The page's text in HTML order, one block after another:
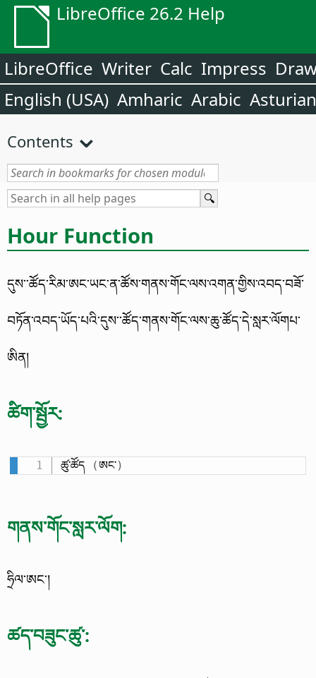
LibreOffice 26.2 Help
LibreOffice Writer Calc Impress
English (USA) Amharic Arabic Asturian
Contents
Hour Function
དུས་་ཚོད་རིམ་ཨང་ཡང་ན་ཚོས་གནས་གོང་ལས་འགན་གྱིས་འབད་བཟོ་
བཏོན་འབད་ཡོད་པའི་དུས་་ཚོད་གནས་གོང་ལས་ཆུ་ཚོད་དེ་སླར་ལོགཔ་
ཨིན།
ཚིག་སྦྱོར:
ཚུ་ཚོད ( ཨང་)
གནས་གོང་སླར་ལོག:
ཧྲིལ་ཨང་།
ཚད་བཟུང་ཚུ་: